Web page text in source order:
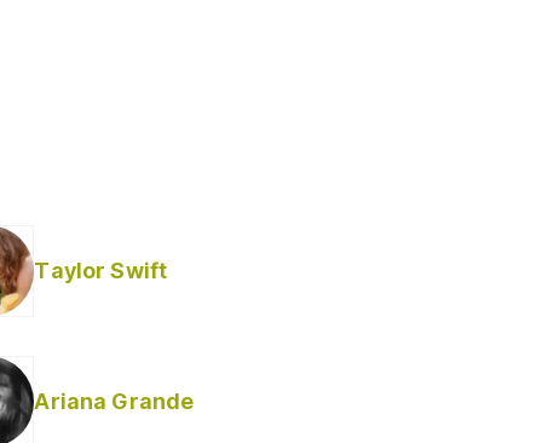
Taylor Swift
Ariana Grande